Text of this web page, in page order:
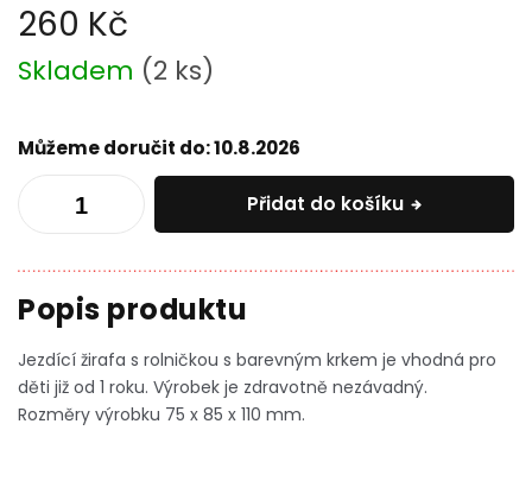
260 Kč
Měrná
cena:
Skladem (2 ks)
Můžeme doručit do:10.8.2026
Přidat do košíku
Jezdící žirafa s rolničkou s barevným krkem je vhodná pro
děti již od 1 roku. Výrobek je zdravotně nezávadný.
Rozměry výrobku 75 x 85 x 110 mm.